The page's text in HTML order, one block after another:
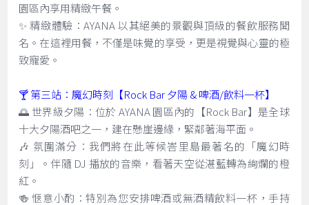
園區內享用精緻午餐。
✨ 精緻體驗：AYANA 以其絕美的景觀與頂級的餐飲服務聞
名。在這裡用餐，不僅是味覺的享受，更是視覺與心靈的極
致寵愛。
🍸 第三站：魔幻時刻【Rock Bar 夕陽 & 啤酒/飲料一杯】
🌅 世界級夕陽：位於 AYANA 園區內的【Rock Bar】是全球
十大夕陽酒吧之一，建在懸崖邊緣，緊鄰著海平面。
🎶 氛圍滿分：我們將在此等候峇里島最著名的「魔幻時
刻」。伴隨 DJ 播放的音樂，看著天空從湛藍轉為絢爛的橙
紅。
🍻 愜意小酌：特別為您安排啤酒或無酒精飲料一杯，手持